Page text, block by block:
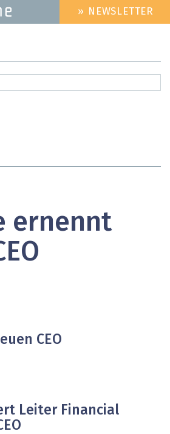
HEADER
MENU
» NEWSLETTER
ernennt
CEO
Leiter Financial